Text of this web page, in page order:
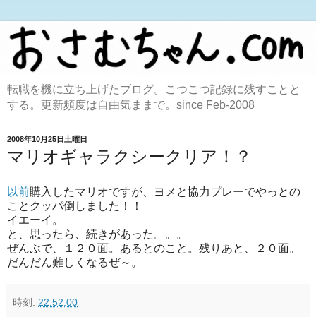
転職を機に立ち上げたブログ。こつこつ記録に残すことと
する。更新頻度は自由気ままで。since Feb-2008
2008年10月25日土曜日
マリオギャラクシークリア！？
以前購入したマリオですが、ヨメと協力プレーでやっとの
ことクッパ倒しました！！
イエーイ。
と、思ったら、続きがあった。。。
ぜんぶで、１２０面。あるとのこと。残りあと、２０面。
だんだん難しくなるぜ～。
時刻: 22:52:00